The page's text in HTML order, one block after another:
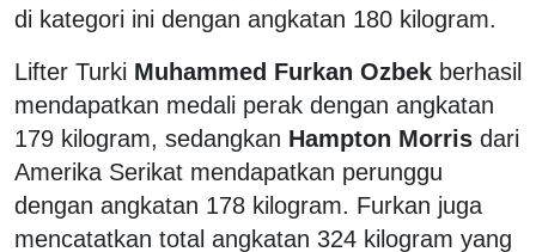
di kategori ini dengan angkatan 180 kilogram.
Lifter Turki Muhammed Furkan Ozbek berhasil
mendapatkan medali perak dengan angkatan
179 kilogram, sedangkan Hampton Morris dari
Amerika Serikat mendapatkan perunggu
dengan angkatan 178 kilogram. Furkan juga
mencatatkan total angkatan 324 kilogram yang